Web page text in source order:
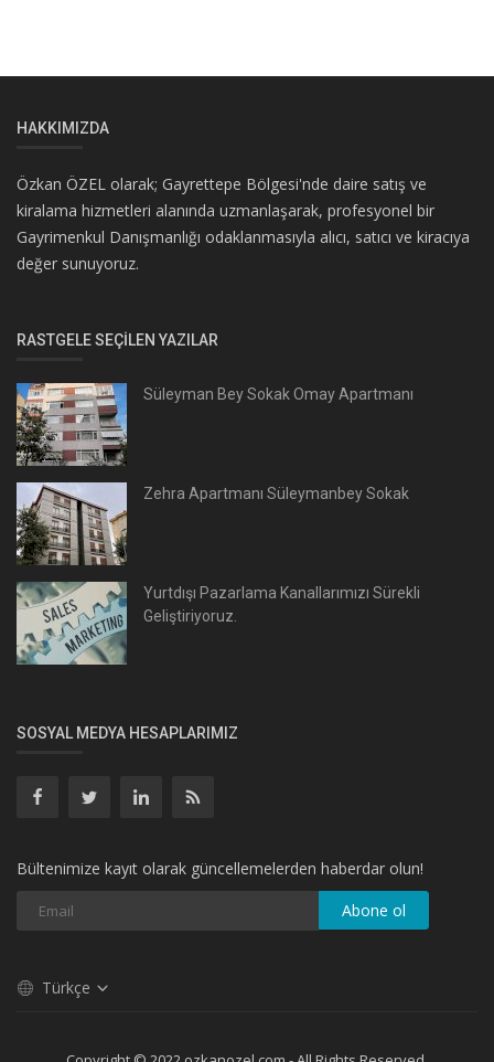
HAKKIMIZDA
Özkan ÖZEL olarak; Gayrettepe Bölgesi'nde daire satış ve
kiralama hizmetleri alanında uzmanlaşarak, profesyonel bir
Gayrimenkul Danışmanlığı odaklanmasıyla alıcı, satıcı ve kiracıya
değer sunuyoruz.
RASTGELE SEÇILEN YAZILAR
Süleyman Bey Sokak Omay Apartmanı
Zehra Apartmanı Süleymanbey Sokak
Yurtdışı Pazarlama Kanallarımızı Sürekli
Geliştiriyoruz.
SOSYAL MEDYA HESAPLARIMIZ
Bültenimize kayıt olarak güncellemelerden haberdar olun!
Abone ol
Türkçe